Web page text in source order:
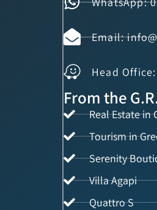
Email:
Head
From the
Real Estate in
Tourism in
Serenity
Villa Agapi
Quattro S